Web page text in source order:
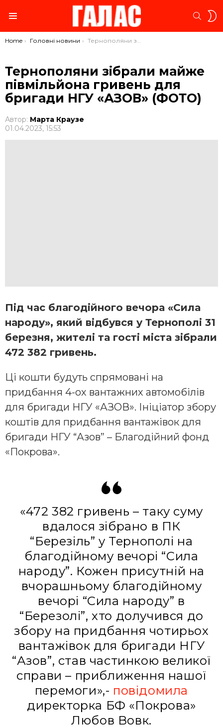
You are here:
Home Головні новини Тернополяни зібрали майже півмільйона гривень для бригади НГУ «АЗОВ» (ФОТО)
Тернополяни зібрали майже
півмільйона гривень для
бригади НГУ «АЗОВ» (ФОТО)
Автор: Марта Краузе
01.04.2023, 15:53
Під час благодійного вечора «Сила
народу», який відбувся у Тернополі 31
березня, жителі та гості міста зібрали
472 382 гривень.
Ці кошти будуть спрямовані на
придбання 4-ох вантажних автомобілів
для бригади НГУ «АЗОВ». Ініціатор збору
коштів для придбання вантажівок для
бригади НГУ “Азов” – Благодійний фонд
«Покрова».
«472 382 гривень – таку суму
вдалося зібрано в ПК
“Березіль” у Тернополі на
благодійному вечорі “Сила
народу”. Кожен присутній на
вчорашньому благодійному
вечорі “Сила народу” в
“Березолі”, хто долучився до
збору на придбання чотирьох
вантажівок для бригади НГУ
“Азов”, став частинкою великої
справи – приближення нашої
перемоги»,- повідомила
директорка БФ «Покрова»
Любов Вовк.